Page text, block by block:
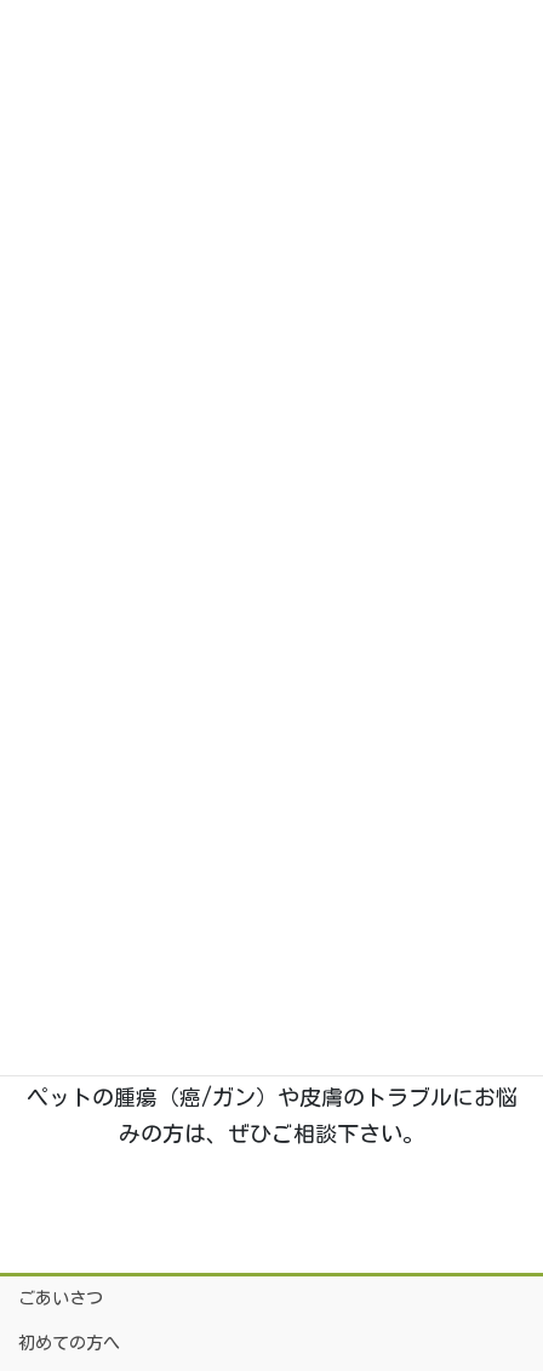
ペットの腫瘍（癌/ガン）や皮膚のトラブルにお悩
みの方は、ぜひご相談下さい。
ごあいさつ
初めての方へ